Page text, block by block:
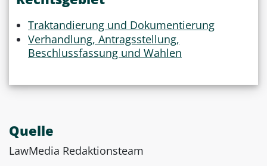
Traktandierung und Dokumentierung
Verhandlung, Antragsstellung,
Beschlussfassung und Wahlen
Quelle
LawMedia Redaktionsteam